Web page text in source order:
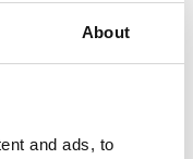
About
and ads, to